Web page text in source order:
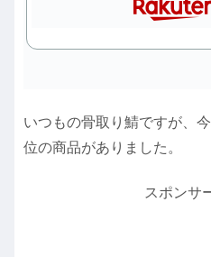
いつもの骨取り鯖ですが、
位の商品がありました。
スポンサ